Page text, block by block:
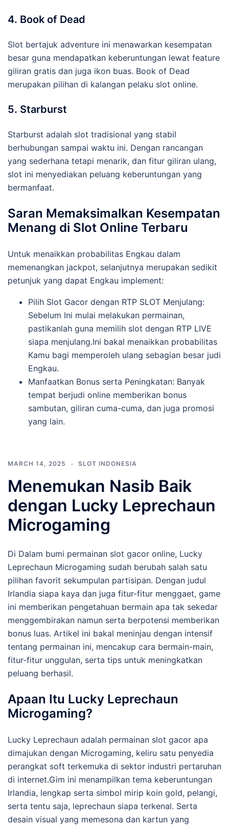
4. Book of Dead
Slot bertajuk adventure ini menawarkan kesempatan
besar guna mendapatkan keberuntungan lewat feature
giliran gratis dan juga ikon buas. Book of Dead
merupakan pilihan di kalangan pelaku slot online.
5. Starburst
Starburst adalah slot tradisional yang stabil
berhubungan sampai waktu ini. Dengan rancangan
yang sederhana tetapi menarik, dan fitur giliran ulang,
slot ini menyediakan peluang keberuntungan yang
bermanfaat.
Saran Memaksimalkan Kesempatan
Menang di Slot Online Terbaru
Untuk menaikkan probabilitas Engkau dalam
memenangkan jackpot, selanjutnya merupakan sedikit
petunjuk yang dapat Engkau implement:
Pilih Slot Gacor dengan RTP SLOT Menjulang:
Sebelum Ini mulai melakukan permainan,
pastikanlah guna memilih slot dengan RTP LIVE
siapa menjulang.Ini bakal menaikkan probabilitas
Kamu bagi memperoleh ulang sebagian besar judi
Engkau.
Manfaatkan Bonus serta Peningkatan: Banyak
tempat berjudi online memberikan bonus
sambutan, giliran cuma-cuma, dan juga promosi
yang lain.
MARCH 14, 2025 SLOT INDONESIA
Menemukan Nasib Baik
dengan Lucky Leprechaun
Microgaming
Di Dalam bumi permainan slot gacor online, Lucky
Leprechaun Microgaming sudah berubah salah satu
pilihan favorit sekumpulan partisipan. Dengan judul
Irlandia siapa kaya dan juga fitur-fitur menggaet, game
ini memberikan pengetahuan bermain apa tak sekedar
menggembirakan namun serta berpotensi memberikan
bonus luas. Artikel ini bakal meninjau dengan intensif
tentang permainan ini, mencakup cara bermain-main,
fitur-fitur unggulan, serta tips untuk meningkatkan
peluang berhasil.
Apaan Itu Lucky Leprechaun
Microgaming?
Lucky Leprechaun adalah permainan slot gacor apa
dimajukan dengan Microgaming, keliru satu penyedia
perangkat soft terkemuka di sektor industri pertaruhan
di internet.Gim ini menampilkan tema keberuntungan
Irlandia, lengkap serta simbol mirip koin gold, pelangi,
serta tentu saja, leprechaun siapa terkenal. Serta
desain visual yang memesona dan kartun yang